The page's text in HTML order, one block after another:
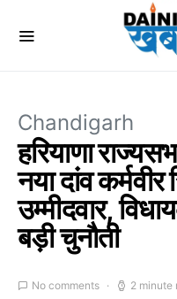
Chandigarh
हरियाणा
नया दांव कर्मवीर
उम्मीदवार,
बड़ी चुनौती
No comments 2 minute